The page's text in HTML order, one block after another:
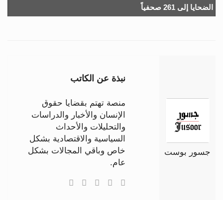
الضحايا إلى 261 صحفياً
جسور بوست
نبذة عن الكاتب
منصة تهتم بقضايا حقوق
الإنسان والأخبار والدراسات
والتحليلات والأحداث
السياسية والاقتصادية بشكل
خاص وباقي المجالات بشكل
عام.